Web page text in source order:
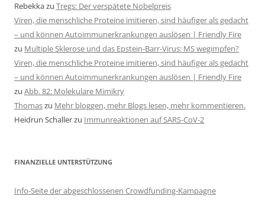
Rebekkazu Tregs: Der verspätete Nobelpreis
Viren, die menschliche Proteine imitieren, sind häufiger als gedacht
– und können Autoimmunerkrankungen auslösen | Friendly Fire
zu Multiple Sklerose und das Epstein-Barr-Virus: MS wegimpfen?
Viren, die menschliche Proteine imitieren, sind häufiger als gedacht
– und können Autoimmunerkrankungen auslösen | Friendly Fire
zu Abb. 82: Molekulare Mimikry
Thomaszu Mehr bloggen, mehr Blogs lesen, mehr kommentieren.
Heidrun Schallerzu Immunreaktionen auf SARS-CoV-2
FINANZIELLE UNTERSTÜTZUNG
Info-Seite der abgeschlossenen Crowdfunding-Kampagne